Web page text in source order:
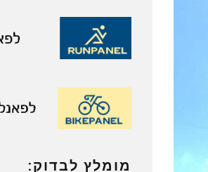
מומלץ לבדוק: